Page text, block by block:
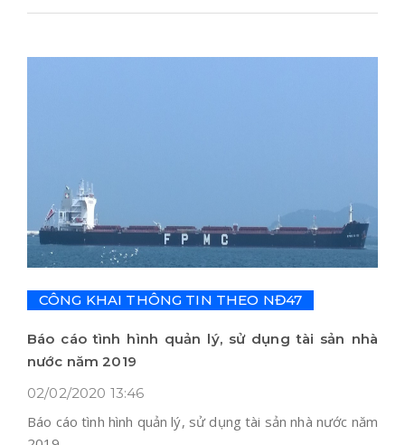
CÔNG KHAI THÔNG TIN THEO NĐ47
Báo cáo tình hình quản lý, sử dụng tài sản nhà
nước năm 2019
02/02/2020 13:46
Báo cáo tình hình quản lý, sử dụng tài sản nhà nước năm